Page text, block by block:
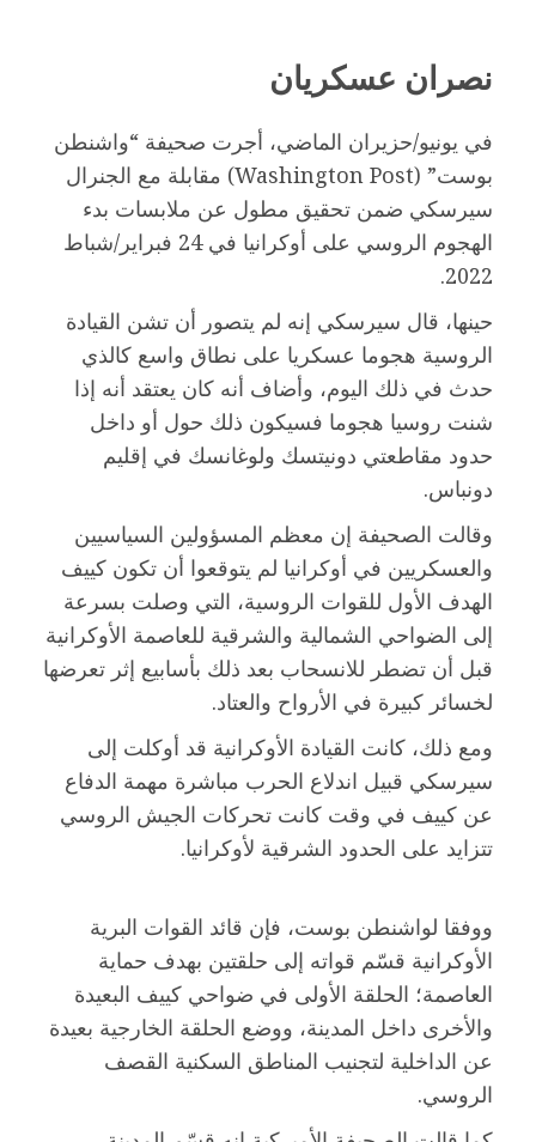
نصران عسكريان
في يونيو/حزيران الماضي، أجرت صحيفة “واشنطن
بوست” (Washington Post) مقابلة مع الجنرال
سيرسكي ضمن تحقيق مطول عن ملابسات بدء
الهجوم الروسي على أوكرانيا في 24 فبراير/شباط
2022.
حينها، قال سيرسكي إنه لم يتصور أن تشن القيادة
الروسية هجوما عسكريا على نطاق واسع كالذي
حدث في ذلك اليوم، وأضاف أنه كان يعتقد أنه إذا
شنت روسيا هجوما فسيكون ذلك حول أو داخل
حدود مقاطعتي دونيتسك ولوغانسك في إقليم
دونباس.
وقالت الصحيفة إن معظم المسؤولين السياسيين
والعسكريين في أوكرانيا لم يتوقعوا أن تكون كييف
الهدف الأول للقوات الروسية، التي وصلت بسرعة
إلى الضواحي الشمالية والشرقية للعاصمة الأوكرانية
قبل أن تضطر للانسحاب بعد ذلك بأسابيع إثر تعرضها
لخسائر كبيرة في الأرواح والعتاد.
ومع ذلك، كانت القيادة الأوكرانية قد أوكلت إلى
سيرسكي قبيل اندلاع الحرب مباشرة مهمة الدفاع
عن كييف في وقت كانت تحركات الجيش الروسي
تتزايد على الحدود الشرقية لأوكرانيا.
ووفقا لواشنطن بوست، فإن قائد القوات البرية
الأوكرانية قسّم قواته إلى حلقتين بهدف حماية
العاصمة؛ الحلقة الأولى في ضواحي كييف البعيدة
والأخرى داخل المدينة، ووضع الحلقة الخارجية بعيدة
عن الداخلية لتجنيب المناطق السكنية القصف
الروسي.